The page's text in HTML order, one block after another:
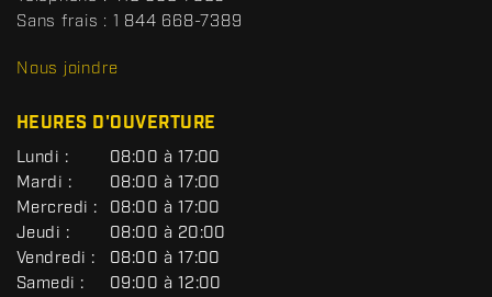
s
R
Sans frais : 1 844 668-7389
Nous joindre
HEURES D'OUVERTURE
G
É
N
É
R
A
L
Lundi :
08:00 à 17:00
Mardi :
08:00 à 17:00
Mercredi :
08:00 à 17:00
Jeudi :
08:00 à 20:00
Vendredi :
08:00 à 17:00
Samedi :
09:00 à 12:00